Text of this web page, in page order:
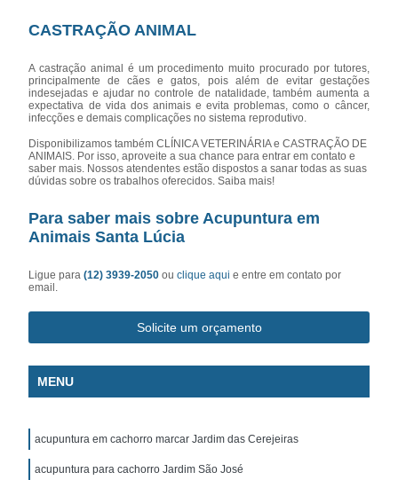
CASTRAÇÃO ANIMAL
A castração animal é um procedimento muito procurado por tutores,
principalmente de cães e gatos, pois além de evitar gestações
indesejadas e ajudar no controle de natalidade, também aumenta a
expectativa de vida dos animais e evita problemas, como o câncer,
infecções e demais complicações no sistema reprodutivo.
Disponibilizamos também CLÍNICA VETERINÁRIA e CASTRAÇÃO DE
ANIMAIS. Por isso, aproveite a sua chance para entrar em contato e
saber mais. Nossos atendentes estão dispostos a sanar todas as suas
dúvidas sobre os trabalhos oferecidos. Saiba mais!
Para saber mais sobre Acupuntura em
Animais Santa Lúcia
Ligue para(12) 3939-2050ouclique aqui e entre em contato por
email.
Solicite um orçamento
MENU
acupuntura em cachorro marcar Jardim das Cerejeiras
acupuntura para cachorro Jardim São José